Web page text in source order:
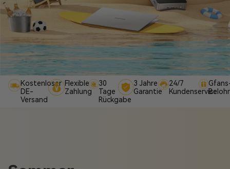
Kostenloser
DE-
Versand
Flexible
Zahlung
30
Tage
Rückgabe
3 Jahre
Garantie
24/7
Kundenservice